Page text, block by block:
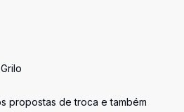
propostas de troca e também